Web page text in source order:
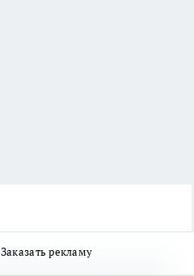
Заказать рекламу